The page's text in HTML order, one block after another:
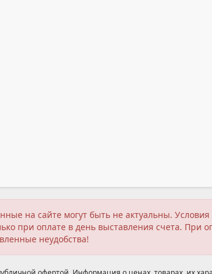
на сайте могут быть не актуальны.
при оплате в день выставления счета.
неудобства!